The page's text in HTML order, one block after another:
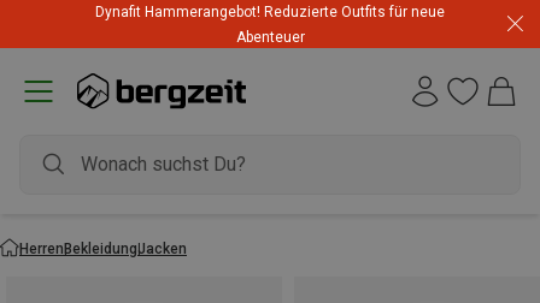
Dynafit Hammerangebot! Reduzierte Outfits für neue
Abenteuer
HerrenBekleidungJacken